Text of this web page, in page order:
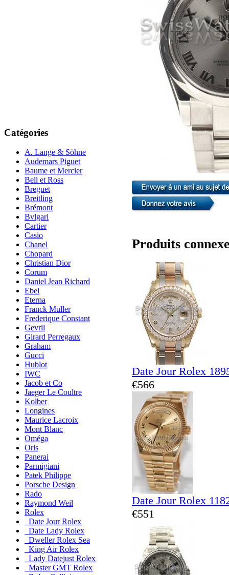
Catégories
A. Lange & Söhne
Audemars Piguet
Baume et Mercier
Bell et Ross
Breguet
Breitling
Brémont
Bvlgari
Cartier
Casio
Chanel
Chopard
Christian Dior
Corum
Daniel Jean Richard
Ebel
Eterna
Franck Muller
Frederique Constant
Gevril
Girard Perregaux
Graham
Gucci
Hublot
IWC
Jacob et Co
Jaeger Le Coultre
Kolber
Longines
Maurice Lacroix
Mont Blanc
Oméga
Oris
Panerai
Parmigiani
Patek Philippe
Porsche Design
Rado
Raymond Weil
Rolex
Date Jour Rolex
Date Lady Rolex
Dweller Rolex Sea
King Air Rolex
Lady Datejust Rolex
Master GMT Rolex
Produits
Date Jour Rolex
€566
Date Jour Rolex
€551